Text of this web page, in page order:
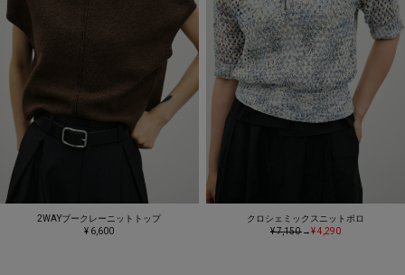
2WAYブークレーニットトップ
¥ 6,600
クロシェミックスニットポロ
¥ 7,150→¥ 4,290